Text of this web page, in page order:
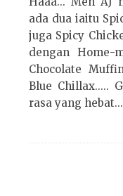
ada dua iaitu
juga Spicy
dengan Home-
Chocolate
Blue Chillax.....
rasa yang